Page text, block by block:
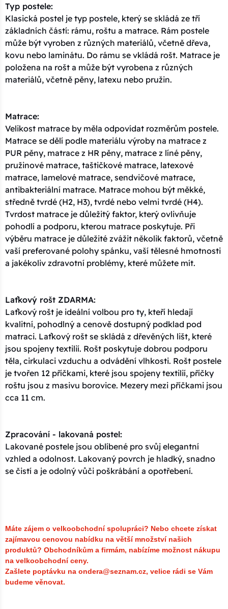
Typ postele:
Klasická postel je typ postele, který se skládá ze tří
základních částí: rámu, roštu a matrace. Rám postele
může být vyroben z různých materiálů, včetně dřeva,
kovu nebo laminátu. Do rámu se vkládá rošt. Matrace je
položena na rošt a může být vyrobena z různých
materiálů, včetně pěny, latexu nebo pružin.
Matrace:
Velikost matrace by měla odpovídat rozměrům postele.
Matrace se dělí podle materiálu výroby na matrace z
PUR pěny, matrace z HR pěny, matrace z líné pěny,
pružinové matrace, taštičkové matrace, latexové
matrace, lamelové matrace, sendvičové matrace,
antibakteriální matrace. Matrace mohou být měkké,
středně tvrdé (H2, H3), tvrdé nebo velmi tvrdé (H4).
Tvrdost matrace je důležitý faktor, který ovlivňuje
pohodlí a podporu, kterou matrace poskytuje. Při
výběru matrace je důležité zvážit několik faktorů, včetně
vaší preferované polohy spánku, vaší tělesné hmotnosti
a jakékoliv zdravotní problémy, které můžete mít.
Laťkový rošt ZDARMA:
Laťkový rošt je ideální volbou pro ty, kteří hledají
kvalitní, pohodlný a cenově dostupný podklad pod
matraci. Laťkový rošt se skládá z dřevěných lišt, které
jsou spojeny textilií. Rošt poskytuje dobrou podporu
těla, cirkulaci vzduchu a odvádění vlhkosti. Rošt postele
je tvořen 12 příčkami, které jsou spojeny textilií, příčky
roštu jsou z masivu borovice. Mezery mezi příčkami jsou
cca 11 cm.
Zpracování - lakovaná postel:
Lakované postele jsou oblíbené pro svůj elegantní
vzhled a odolnost. Lakovaný povrch je hladký, snadno
se čistí a je odolný vůči poškrábání a opotřebení.
Máte zájem o velkoobchodní spolupráci? Nebo chcete získat
zajímavou cenovou nabídku na větší množství našich
produktů? Obchodníkům a firmám, nabízíme možnost nákupu
na velkoobchodní ceny.
Zašlete poptávku na ondera@seznam.cz, velice rádi se Vám
budeme věnovat.